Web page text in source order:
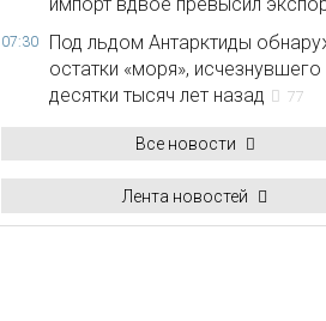
07:30
Под льдом Антарктиды
остатки «моря», исчезнувшего
десятки тысяч лет назад
77
Все новости
Лента новостей